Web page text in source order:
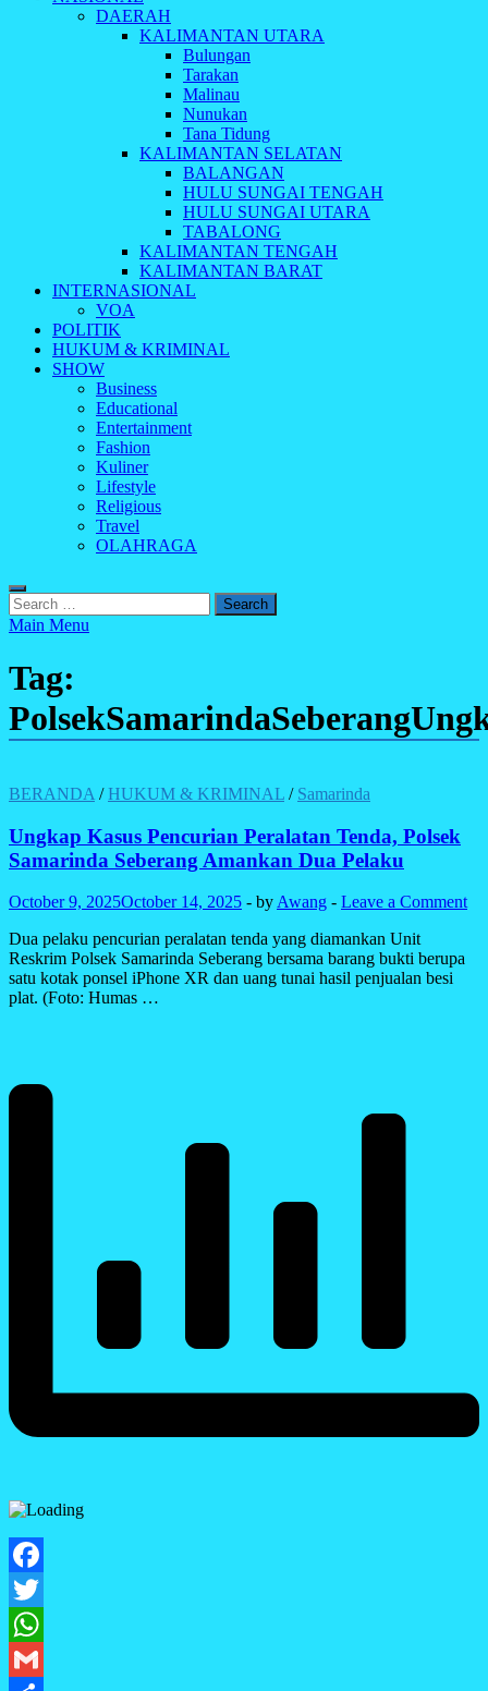
DAERAH
KALIMANTAN UTARA
Bulungan
Tarakan
Malinau
Nunukan
Tana Tidung
KALIMANTAN SELATAN
BALANGAN
HULU SUNGAI TENGAH
HULU SUNGAI UTARA
TABALONG
KALIMANTAN TENGAH
KALIMANTAN BARAT
INTERNASIONAL
VOA
POLITIK
HUKUM & KRIMINAL
SHOW
Business
Educational
Entertainment
Fashion
Kuliner
Lifestyle
Religious
Travel
OLAHRAGA
Search
for:
Main Menu
Tag:
BERANDA /HUKUM & KRIMINAL / Samarinda
Ungkap Kasus Pencurian Peralatan Tenda, Polsek
Samarinda Seberang Amankan Dua Pelaku
October 9, 2025October 14, 2025 - by Awang - Leave a Comment
Dua pelaku pencurian peralatan tenda yang diamankan Unit
Reskrim Polsek Samarinda Seberang bersama barang bukti berupa
satu kotak ponsel iPhone XR dan uang tunai hasil penjualan besi
plat. (Foto: Humas …
Facebook
Twitter
WhatsApp